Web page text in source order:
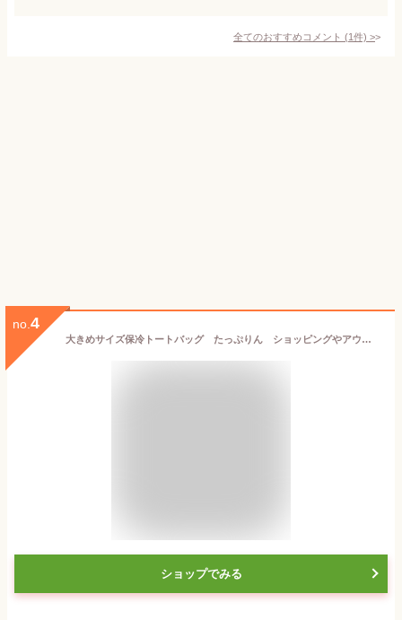
全てのおすすめコメント (1件) >
no. 4
大きめサイズ保冷トートバッグ たっぷりん ショッピングやアウトドアに！保冷バッグやエコバッグとしても使える大きめサイズ ファスナー開閉式 容量14L
ショップでみる